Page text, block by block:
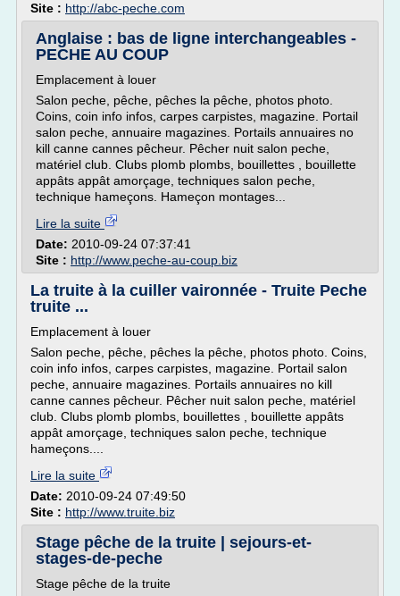
Site : http://abc-peche.com
Anglaise : bas de ligne interchangeables -
PECHE AU COUP
Emplacement à louer
Salon peche, pêche, pêches la pêche, photos photo.
Coins, coin info infos, carpes carpistes, magazine. Portail
salon peche, annuaire magazines. Portails annuaires no
kill canne cannes pêcheur. Pêcher nuit salon peche,
matériel club. Clubs plomb plombs, bouillettes , bouillette
appâts appât amorçage, techniques salon peche,
technique hameçons. Hameçon montages...
Lire la suite
Date: 2010-09-24 07:37:41
Site : http://www.peche-au-coup.biz
La truite à la cuiller vaironnée - Truite Peche
truite ...
Emplacement à louer
Salon peche, pêche, pêches la pêche, photos photo. Coins,
coin info infos, carpes carpistes, magazine. Portail salon
peche, annuaire magazines. Portails annuaires no kill
canne cannes pêcheur. Pêcher nuit salon peche, matériel
club. Clubs plomb plombs, bouillettes , bouillette appâts
appât amorçage, techniques salon peche, technique
hameçons....
Lire la suite
Date: 2010-09-24 07:49:50
Site : http://www.truite.biz
Stage pêche de la truite | sejours-et-
stages-de-peche
Stage pêche de la truite